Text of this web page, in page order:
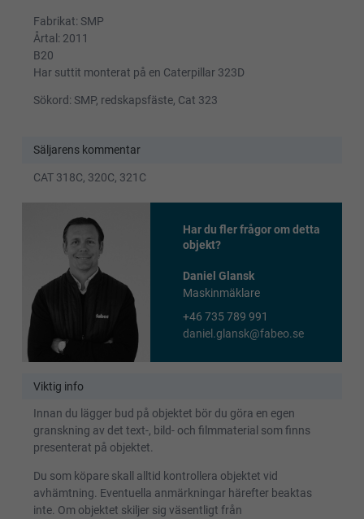
Fabrikat: SMP
Årtal: 2011
B20
Har suttit monterat på en Caterpillar 323D
Sökord: SMP, redskapsfäste, Cat 323
Säljarens kommentar
CAT 318C, 320C, 321C
Har du fler frågor om detta
objekt?
Daniel Glansk
Maskinmäklare
+46 735 789 991
daniel.glansk@fabeo.se
Viktig info
Innan du lägger bud på objektet bör du göra en egen
granskning av det text-, bild- och filmmaterial som finns
presenterat på objektet.
Du som köpare skall alltid kontrollera objektet vid
avhämtning. Eventuella anmärkningar härefter beaktas
inte. Om objektet skiljer sig väsentligt från